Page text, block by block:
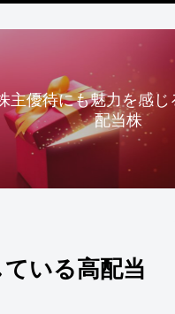
主優待にも魅力を感じ
配当株
いる高配当